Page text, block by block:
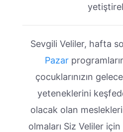
Sevgili Veliler, hafta
Pazar
çocuklarınızın
yeteneklerini
olacak olan
olmaları Siz Veliler